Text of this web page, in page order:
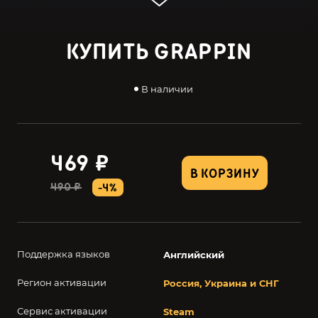
КУПИТЬ GRAPPIN
В наличии
В КОРЗИНУ
469 ₽
490 ₽ -4%
Поддержка языков Английский
Регион активации Россия, Украина и СНГ
Сервис активации Steam